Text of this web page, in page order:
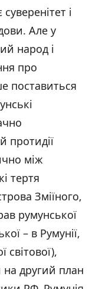
і
Але у
народ і
про
поставиться
протидії
між
тертя
Зміїного,
румунської
– в Румунії,
світової),
на другий план